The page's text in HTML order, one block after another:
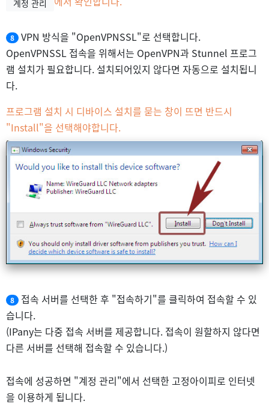
계정 관리
8
VPN 방식을 "OpenVPNSSL"로 선택합니다.
OpenVPNSSL 접속을 위해서는 OpenVPN과 Stunnel 프로그
램 설치가 필요합니다. 설치되어있지 않다면 자동으로 설치됩니
다.
프로그램 설치 시 디바이스 설치를 묻는 창이 뜨면 반드시
"Install"을 선택해야합니다.
8
접속 서버를 선택한 후 "접속하기"를 클릭하여 접속할 수 있
습니다.
(IPany는 다중 접속 서버를 제공합니다. 접속이 원할하지 않다면
다른 서버를 선택해 접속할 수 있습니다.)
접속에 성공하면 "계정 관리"에서 선택한 고정아이피로 인터넷
을 이용하게 됩니다.